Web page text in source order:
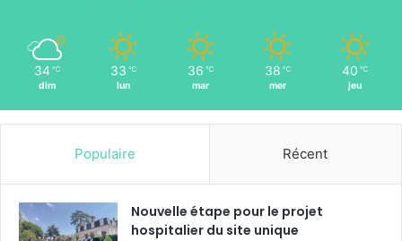
34 ℃
dim
33 ℃
lun
36 ℃
mar
38 ℃
mer
40 ℃
jeu
Populaire Récent
Nouvelle étape pour le projet
hospitalier du site unique